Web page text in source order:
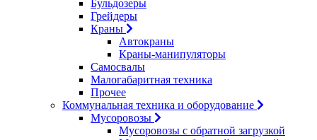
Бульдозеры
Грейдеры
Краны
Автокраны
Краны-манипуляторы
Самосвалы
Малогабаритная техника
Прочее
Коммунальная техника и оборудование
Мусоровозы
Мусоровозы с обратной загрузкой